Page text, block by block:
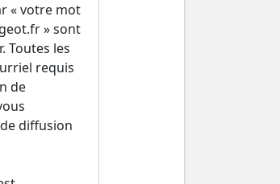
« votre mot
» sont
Toutes les
requis
de
diffusion